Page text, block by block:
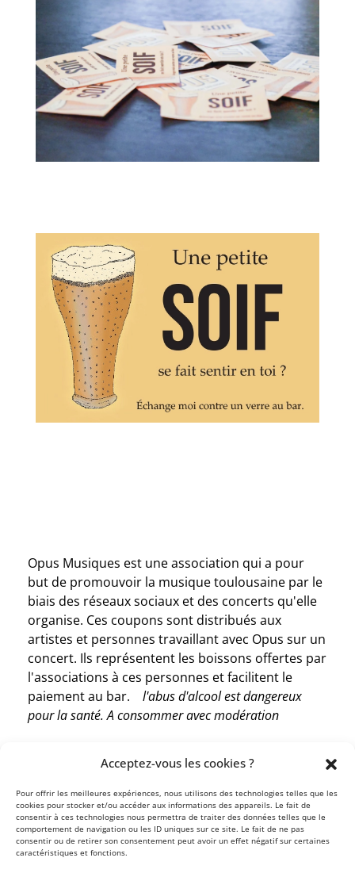
Acceptez-vous les cookies ?
Pour offrir les meilleures expériences, nous utilisons des technologies telles que les
cookies pour stocker et/ou accéder aux informations des appareils. Le fait de
consentir à ces technologies nous permettra de traiter des données telles que le
comportement de navigation ou les ID uniques sur ce site. Le fait de ne pas
consentir ou de retirer son consentement peut avoir un effet négatif sur certaines
caractéristiques et fonctions.
Opus Musiques est une association qui a pour
but de promouvoir la musique toulousaine par le
biais des réseaux sociaux et des concerts qu'elle
organise. Ces coupons sont distribués aux
artistes et personnes travaillant avec Opus sur un
concert. Ils représentent les boissons offertes par
l'associations à ces personnes et facilitent le
paiement au bar.
l'abus d'alcool est dangereux
pour la santé. A consommer avec modération
mais aussi ou encore